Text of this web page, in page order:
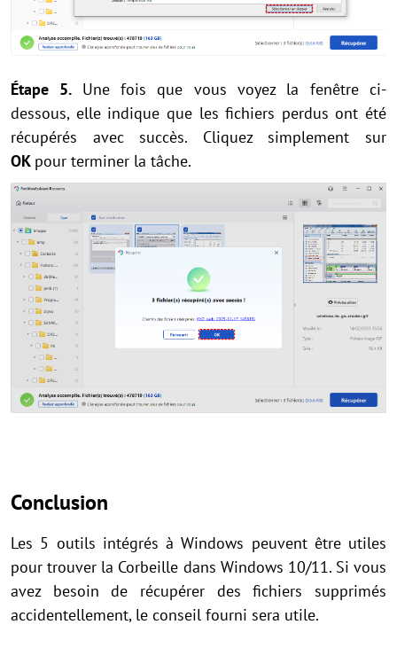
Étape 5. Une fois que vous voyez la fenêtre ci-
dessous, elle indique que les fichiers perdus ont été
récupérés avec succès. Cliquez simplement sur
OK pour terminer la tâche.
Conclusion
Les 5 outils intégrés à Windows peuvent être utiles
pour trouver la Corbeille dans Windows 10/11. Si vous
avez besoin de récupérer des fichiers supprimés
accidentellement, le conseil fourni sera utile.